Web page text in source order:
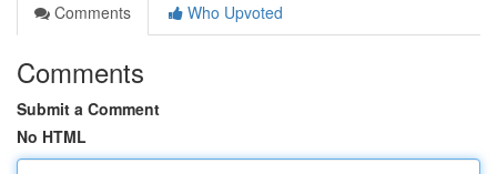
Comments
Who Upvoted
Comments
Submit a Comment
No HTML